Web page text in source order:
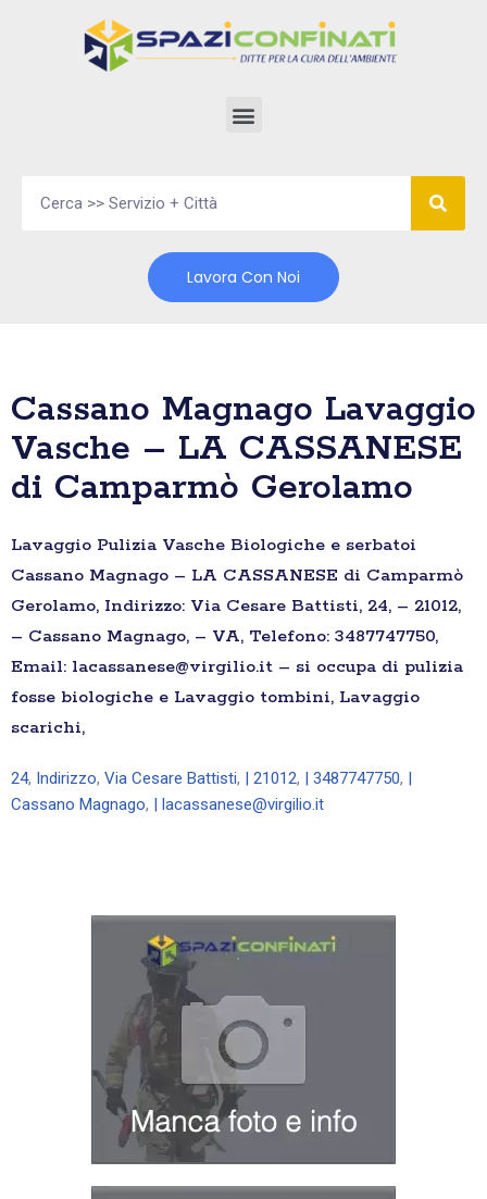
Lavora Con Noi
Cassano Magnago Lavaggio
Vasche – LA CASSANESE
di Camparmò Gerolamo
Lavaggio Pulizia Vasche Biologiche e serbatoi
Cassano Magnago – LA CASSANESE di Camparmò
Gerolamo, Indirizzo: Via Cesare Battisti, 24, – 21012,
– Cassano Magnago, – VA, Telefono: 3487747750,
Email: lacassanese@virgilio.it – si occupa di pulizia
fosse biologiche e Lavaggio tombini, Lavaggio
scarichi,
24, Indirizzo, Via Cesare Battisti, | 21012, | 3487747750,
Cassano Magnago, | lacassanese@virgilio.it